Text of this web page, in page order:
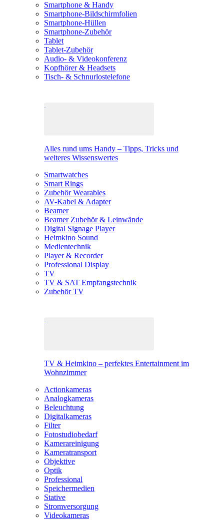
Smartphone & Handy
Smartphone-Bildschirmfolien
Smartphone-Hüllen
Smartphone-Zubehör
Tablet
Tablet-Zubehör
Audio- & Videokonferenz
Kopfhörer & Headsets
Tisch- & Schnurlostelefone
Alles rund ums Handy – Tipps, Tricks und
weiteres Wissenswertes
Smartwatches
Smart Rings
Zubehör Wearables
AV-Kabel & Adapter
Beamer
Beamer Zubehör & Leinwände
Digital Signage Player
Heimkino Sound
Medientechnik
Player & Recorder
Professional Display
TV
TV & SAT Empfangstechnik
Zubehör TV
TV & Heimkino – perfektes Entertainment im
Wohnzimmer
Actionkameras
Analogkameras
Beleuchtung
Digitalkameras
Filter
Fotostudiobedarf
Kamerareinigung
Kameratransport
Objektive
Optik
Professional
Speichermedien
Stative
Stromversorgung
Videokameras